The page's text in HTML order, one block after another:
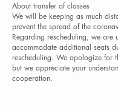
About transfer of classes
We will be keeping as much
prevent the spread of the
Regarding rescheduling, we are
accommodate additional seats
rescheduling. We apologize for
but we appreciate your
cooperation.